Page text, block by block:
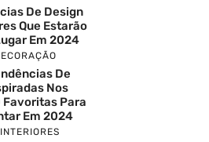
De Design
Que Estarão
Em 2024
De
Nos
Favoritas Para
Em 2024